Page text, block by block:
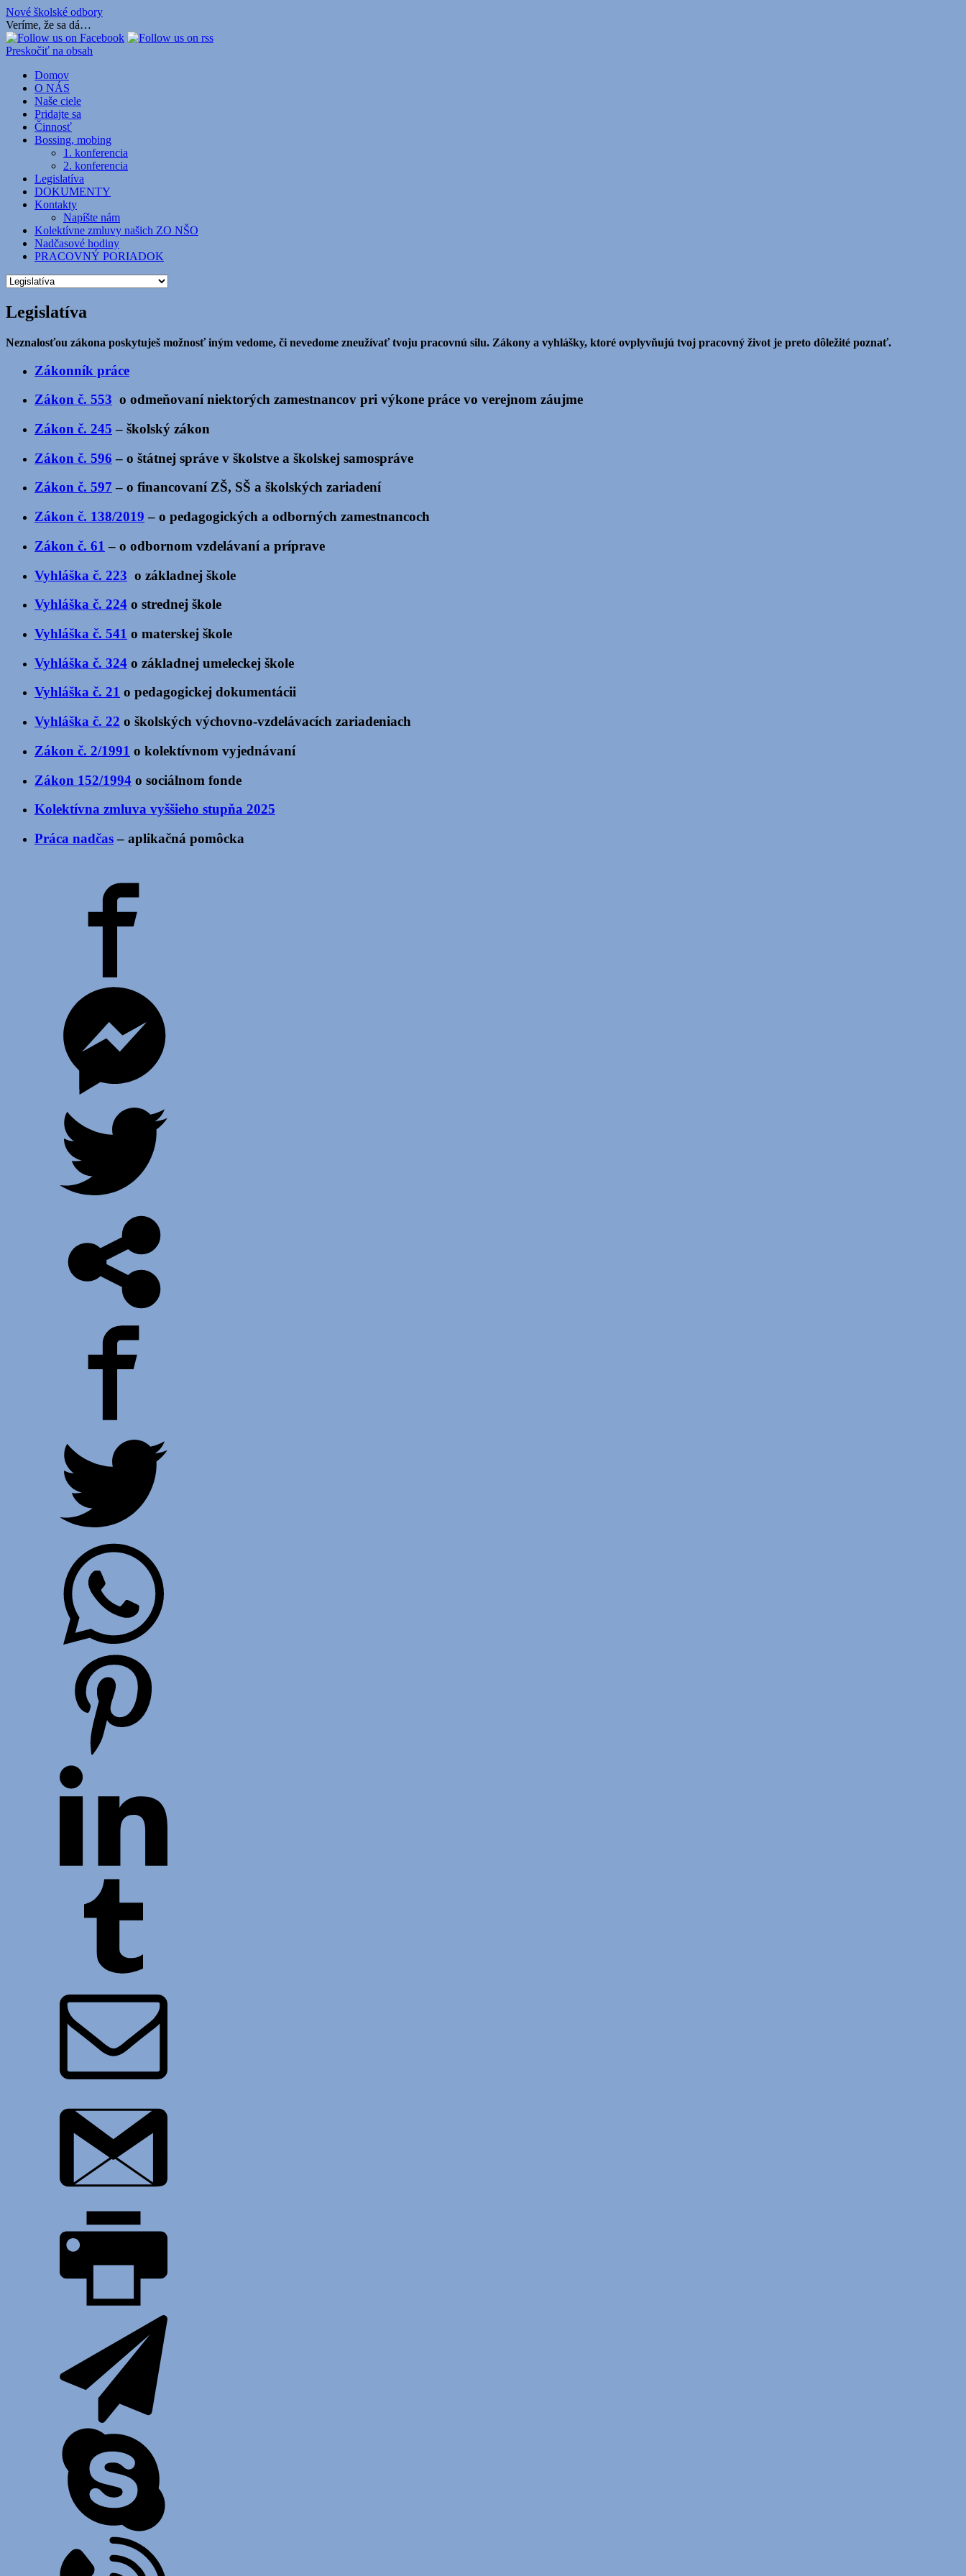
Nové školské odbory
Veríme, že sa dá…
Preskočiť na obsah
Domov
O NÁS
Naše ciele
Pridajte sa
Činnosť
Bossing, mobing
1. konferencia
2. konferencia
Legislatíva
DOKUMENTY
Kontakty
Napíšte nám
Kolektívne zmluvy našich ZO NŠO
Nadčasové hodiny
PRACOVNÝ PORIADOK
Legislatíva
Neznalosťou zákona poskytuješ možnosť iným vedome, či nevedome zneužívať tvoju pracovnú silu. Zákony a vyhlášky, ktoré ovplyvňujú tvoj pracovný život je preto dôležité poznať.
Zákonník práce
Zákon č. 553 o odmeňovaní niektorých zamestnancov pri výkone práce vo verejnom záujme
Zákon č. 245 – školský zákon
Zákon č. 596 – o štátnej správe v školstve a školskej samospráve
Zákon č. 597 – o financovaní ZŠ, SŠ a školských zariadení
Zákon č. 138/2019 – o pedagogických a odborných zamestnancoch
Zákon č. 61 – o odbornom vzdelávaní a príprave
Vyhláška č. 223 o základnej škole
Vyhláška č. 224 o strednej škole
Vyhláška č. 541 o materskej škole
Vyhláška č. 324 o základnej umeleckej škole
Vyhláška č. 21 o pedagogickej dokumentácii
Vyhláška č. 22 o školských výchovno-vzdelávacích zariadeniach
Zákon č. 2/1991 o kolektívnom vyjednávaní
Zákon 152/1994 o sociálnom fonde
Kolektívna zmluva vyššieho stupňa 2025
Práca nadčas– aplikačná pomôcka